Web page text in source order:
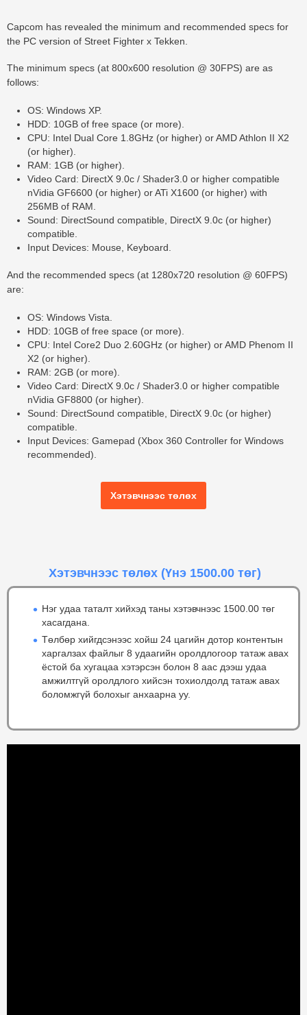
Capcom has revealed the minimum and recommended specs for
the PC version of Street Fighter x Tekken.
The minimum specs (at 800x600 resolution @ 30FPS) are as
follows:
OS: Windows XP.
HDD: 10GB of free space (or more).
CPU: Intel Dual Core 1.8GHz (or higher) or AMD Athlon II X2
(or higher).
RAM: 1GB (or higher).
Video Card: DirectX 9.0c / Shader3.0 or higher compatible
nVidia GF6600 (or higher) or ATi X1600 (or higher) with
256MB of RAM.
Sound: DirectSound compatible, DirectX 9.0c (or higher)
compatible.
Input Devices: Mouse, Keyboard.
And the recommended specs (at 1280x720 resolution @ 60FPS)
are:
OS: Windows Vista.
HDD: 10GB of free space (or more).
CPU: Intel Core2 Duo 2.60GHz (or higher) or AMD Phenom II
X2 (or higher).
RAM: 2GB (or more).
Video Card: DirectX 9.0c / Shader3.0 or higher compatible
nVidia GF8800 (or higher).
Sound: DirectSound compatible, DirectX 9.0c (or higher)
compatible.
Input Devices: Gamepad (Xbox 360 Controller for Windows
recommended).
Хэтэвчнээс төлөх
Хэтэвчнээс төлөх (Үнэ 1500.00 төг)
Нэг удаа таталт хийхэд таны хэтэвчнээс 1500.00 төг
хасагдана.
Төлбөр хийгдсэнээс хойш 24 цагийн дотор контентын
харгалзах файлыг 8 удаагийн оролдлогоор татаж авах
ёстой ба хугацаа хэтэрсэн болон 8 аас дээш удаа
амжилтгүй оролдлого хийсэн тохиолдолд татаж авах
боломжгүй болохыг анхаарна уу.